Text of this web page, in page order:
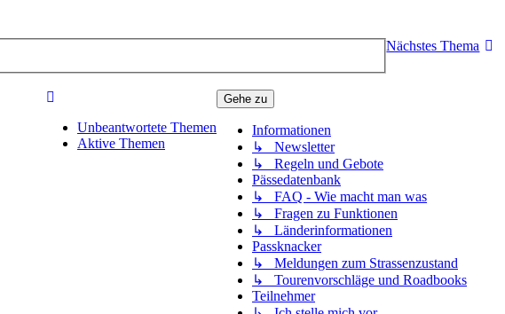
Nächstes Thema
Gehe zu
Informationen
↳ Newsletter
↳ Regeln und Gebote
Pässedatenbank
↳ FAQ - Wie macht man was
↳ Fragen zu Funktionen
↳ Länderinformationen
Passknacker
↳ Meldungen zum Strassenzustand
↳ Tourenvorschläge und Roadbooks
Teilnehmer
Unbeantwortete Themen
Aktive Themen